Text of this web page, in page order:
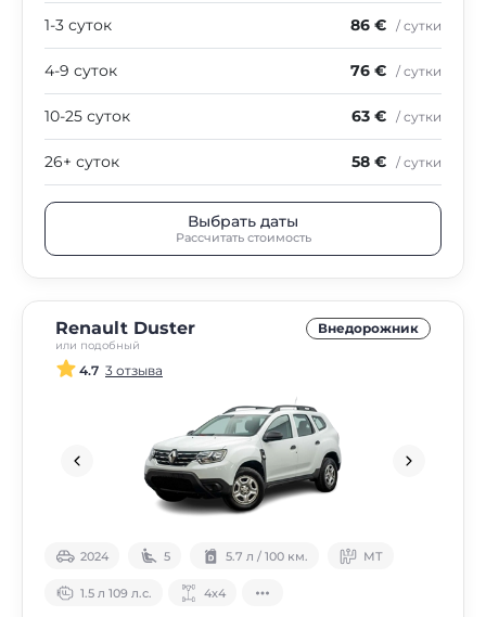
1-3 суток 86 € / сутки
4-9 суток 76 € / сутки
10-25 суток 63 € / сутки
26+ суток 58 € / сутки
Выбрать даты
Рассчитать стоимость
Renault Duster
или подобный
Внедорожник
4.7 3 отзыва
2024 5 5.7 л / 100 км. МТ
1.5 л 109 л.с. 4х4